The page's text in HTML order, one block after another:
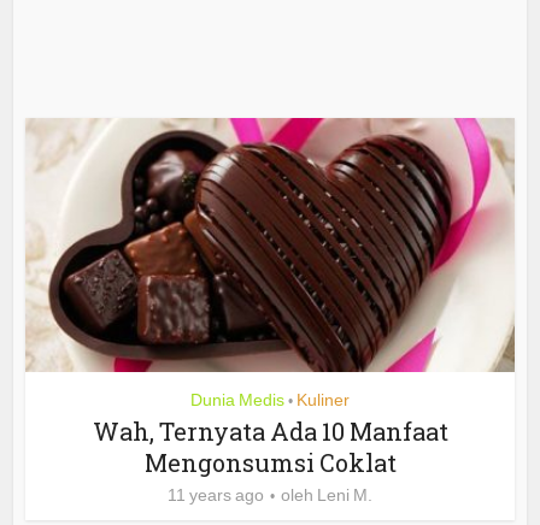
Dunia Medis • Kuliner
Wah, Ternyata Ada 10 Manfaat
Mengonsumsi Coklat
11 years ago oleh Leni M.